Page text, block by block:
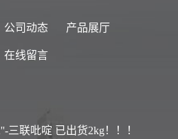
公司动态 产品展厅
在线留言
三联吡啶 已出货2kg！！！